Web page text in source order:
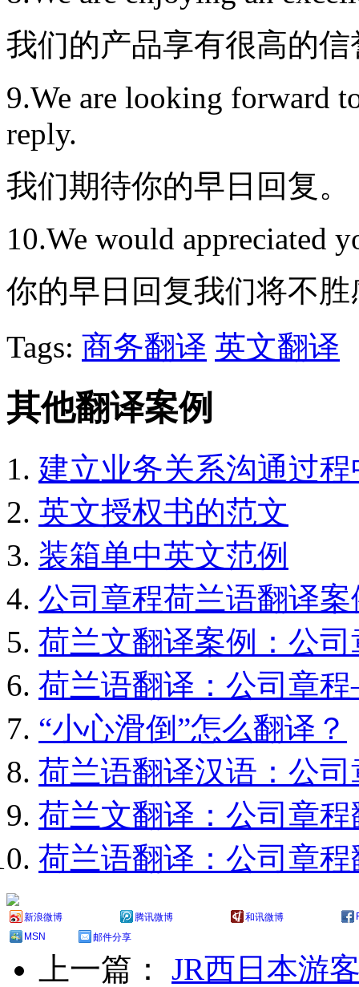
我们的产品享有很高的信
9.We are looking forward
reply.
我们期待你的早日回复。
10.We would appreciated
你的早日回复我们将不胜
Tags: 商务翻译 英文翻译
其他翻译案例
建立业务关系沟通过
英文授权书的范文
装箱单中英文范例
公司章程荷兰语翻译
荷兰文翻译案例：公
荷兰语翻译：公司章
“小心滑倒”怎么翻译？
荷兰语翻译汉语：公
荷兰文翻译：公司章
荷兰语翻译：公司章
新浪微博 腾讯微博 和讯微博
MSN
邮件分享
上一篇： JR西日本游